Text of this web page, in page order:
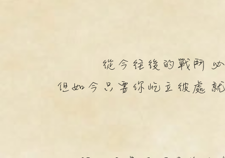
從今往後的戰鬥
但如今只要你屹立彼處